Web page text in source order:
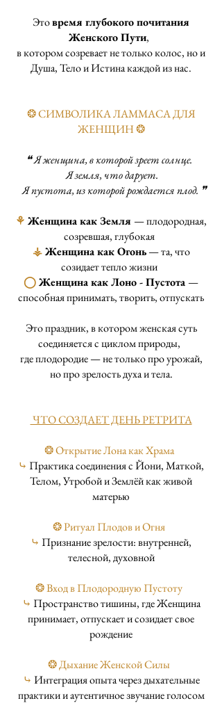
Этовремя глубокого почитания
Женского Пути,
в котором созревает не только колос, но и
Душа, Тело и Истина каждой из нас.
❂ СИМВОЛИКА ЛАММАСА ДЛЯ
ЖЕНЩИН ❂
❝ Я женщина, в которой зреет солнце.
Я земля, что дарует.
Я пустота, из которой рождается плод. ❞
⚘ Женщина как Земля — плодородная,
созревшая, глубокая
⚶Женщина как Огонь— та, что
созидает тепло жизни
◯Женщина как Лоно - Пустота—
способная принимать, творить, отпускать
Это праздник, в котором женская суть
соединяется с циклом природы,
где плодородие — не только про урожай,
но про зрелость духа и тела.
ЧТО СОЗДАЕТ ДЕНЬ РЕТРИТА
❂ Открытие Лона как Храма
⤷ Практика соединения с Йони, Маткой,
Телом, Утробой и Землёй как живой
матерью
❂ Ритуал Плодов и Огня
⤷ Признание зрелости: внутренней,
телесной, духовной
❂ Вход в Плодородную Пустоту
⤷ Пространство тишины, где Женщина
принимает, отпускает и созидает свое
рождение
❂ Дыхание Женской Силы
⤷ Интеграция опыта через дыхательные
практики и аутентичное звучание голосом